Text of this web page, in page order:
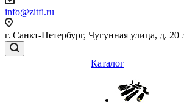
info@zitfi.ru
г. Санкт-Петербург, Чугунная улица, д.
Каталог